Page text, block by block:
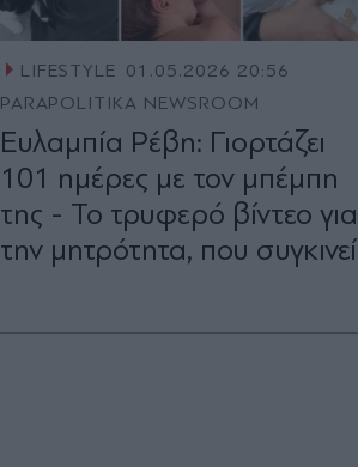
LIFESTYLE 01.05.2026 20:56
PARAPOLITIKA NEWSROOM
Ευλαμπία Ρέβη: Γιορτάζει
101 ημέρες με τον μπέμπη
της - Το τρυφερό βίντεο για
την μητρότητα, που συγκινεί